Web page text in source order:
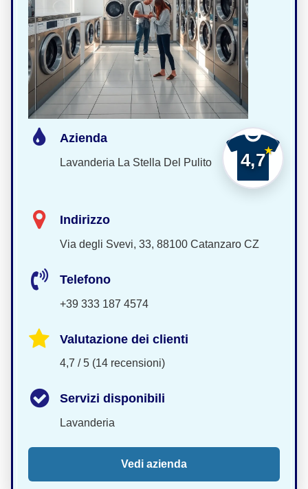
4,7
Azienda
Lavanderia La Stella Del Pulito
Indirizzo
Via degli Svevi, 33, 88100 Catanzaro CZ
Telefono
+39 333 187 4574
Valutazione dei clienti
4,7 / 5 (14 recensioni)
Servizi disponibili
Lavanderia
Vedi azienda